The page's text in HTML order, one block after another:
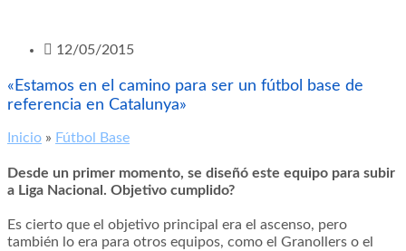
12/05/2015
«Estamos en el camino para ser un fútbol base de
referencia en Catalunya»
Inicio » Fútbol Base
Desde un primer momento, se diseñó este equipo para subir
a Liga Nacional. Objetivo cumplido?
Es cierto que el objetivo principal era el ascenso, pero
también lo era para otros equipos, como el Granollers o el